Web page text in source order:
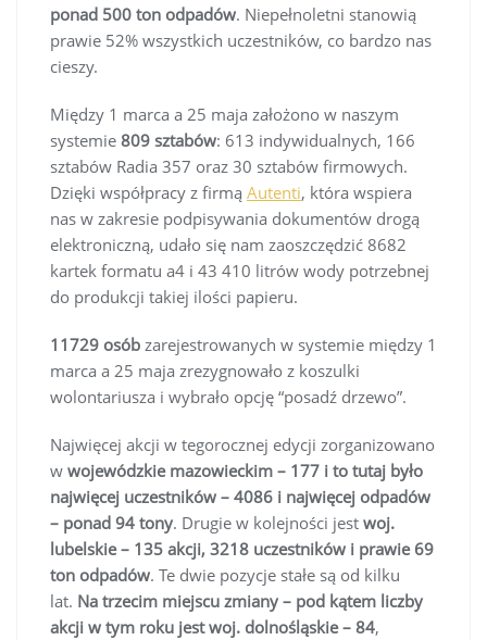
ponad 500 ton odpadów. Niepełnoletni stanowią
prawie 52% wszystkich uczestników, co bardzo nas
cieszy.
Między 1 marca a 25 maja założono w naszym
systemie 809 sztabów: 613 indywidualnych, 166
sztabów Radia 357 oraz 30 sztabów firmowych.
Dzięki współpracy z firmą Autenti, która wspiera
nas w zakresie podpisywania dokumentów drogą
elektroniczną, udało się nam zaoszczędzić 8682
kartek formatu a4 i 43 410 litrów wody potrzebnej
do produkcji takiej ilości papieru.
11729 osób zarejestrowanych w systemie między 1
marca a 25 maja zrezygnowało z koszulki
wolontariusza i wybrało opcję “posadź drzewo”.
Najwięcej akcji w tegorocznej edycji zorganizowano
w wojewódzkie mazowieckim – 177 i to tutaj było
najwięcej uczestników – 4086 i najwięcej odpadów
– ponad 94 tony. Drugie w kolejności jest woj.
lubelskie – 135 akcji, 3218 uczestników i prawie 69
ton odpadów. Te dwie pozycje stałe są od kilku
lat. Na trzecim miejscu zmiany – pod kątem liczby
akcji w tym roku jest woj. dolnośląskie – 84,